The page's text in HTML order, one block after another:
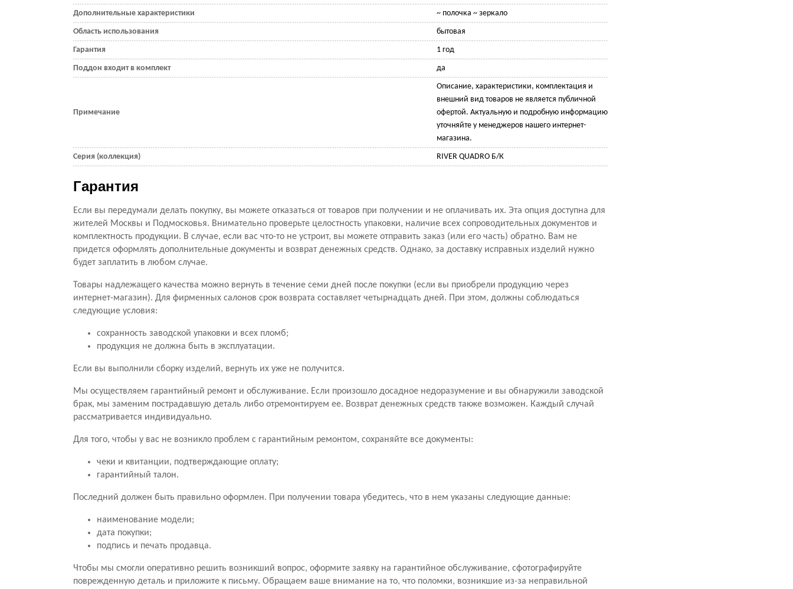
Дополнительные характеристики ~ полочка ~ зеркало
Область использования бытовая
Гарантия 1 год
Поддон входит в комплект да
Примечание
Описание, характеристики, комплектация и
внешний вид товаров не является публичной
офертой. Актуальную и подробную информацию
уточняйте у менеджеров нашего интернет-
магазина.
Серия (коллекция) RIVER QUADRO Б/К
Гарантия
Если вы передумали делать покупку, вы можете отказаться от товаров при получении и не оплачивать их. Эта опция доступна для
жителей Москвы и Подмосковья. Внимательно проверьте целостность упаковки, наличие всех сопроводительных документов и
комплектность продукции. В случае, если вас что-то не устроит, вы можете отправить заказ (или его часть) обратно. Вам не
придется оформлять дополнительные документы и возврат денежных средств. Однако, за доставку исправных изделий нужно
будет заплатить в любом случае.
Товары надлежащего качества можно вернуть в течение семи дней после покупки (если вы приобрели продукцию через
интернет-магазин). Для фирменных салонов срок возврата составляет четырнадцать дней. При этом, должны соблюдаться
следующие условия:
сохранность заводской упаковки и всех пломб;
продукция не должна быть в эксплуатации.
Если вы выполнили сборку изделий, вернуть их уже не получится.
Мы осуществляем гарантийный ремонт и обслуживание. Если произошло досадное недоразумение и вы обнаружили заводской
брак, мы заменим пострадавшую деталь либо отремонтируем ее. Возврат денежных средств также возможен. Каждый случай
рассматривается индивидуально.
Для того, чтобы у вас не возникло проблем с гарантийным ремонтом, сохраняйте все документы:
чеки и квитанции, подтверждающие оплату;
гарантийный талон.
Последний должен быть правильно оформлен. При получении товара убедитесь, что в нем указаны следующие данные:
наименование модели;
дата покупки;
подпись и печать продавца.
Чтобы мы смогли оперативно решить возникший вопрос, оформите заявку на гарантийное обслуживание, сфотографируйте
поврежденную деталь и приложите к письму. Обращаем ваше внимание на то, что поломки, возникшие из-за неправильной